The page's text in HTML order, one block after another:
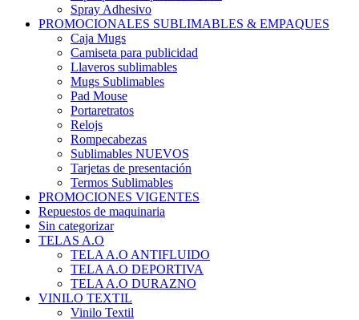
Spray Adhesivo
PROMOCIONALES SUBLIMABLES & EMPAQUES
Caja Mugs
Camiseta para publicidad
Llaveros sublimables
Mugs Sublimables
Pad Mouse
Portaretratos
Relojs
Rompecabezas
Sublimables NUEVOS
Tarjetas de presentación
Termos Sublimables
PROMOCIONES VIGENTES
Repuestos de maquinaria
Sin categorizar
TELAS A.O
TELA A.O ANTIFLUIDO
TELA A.O DEPORTIVA
TELA A.O DURAZNO
VINILO TEXTIL
Vinilo Textil